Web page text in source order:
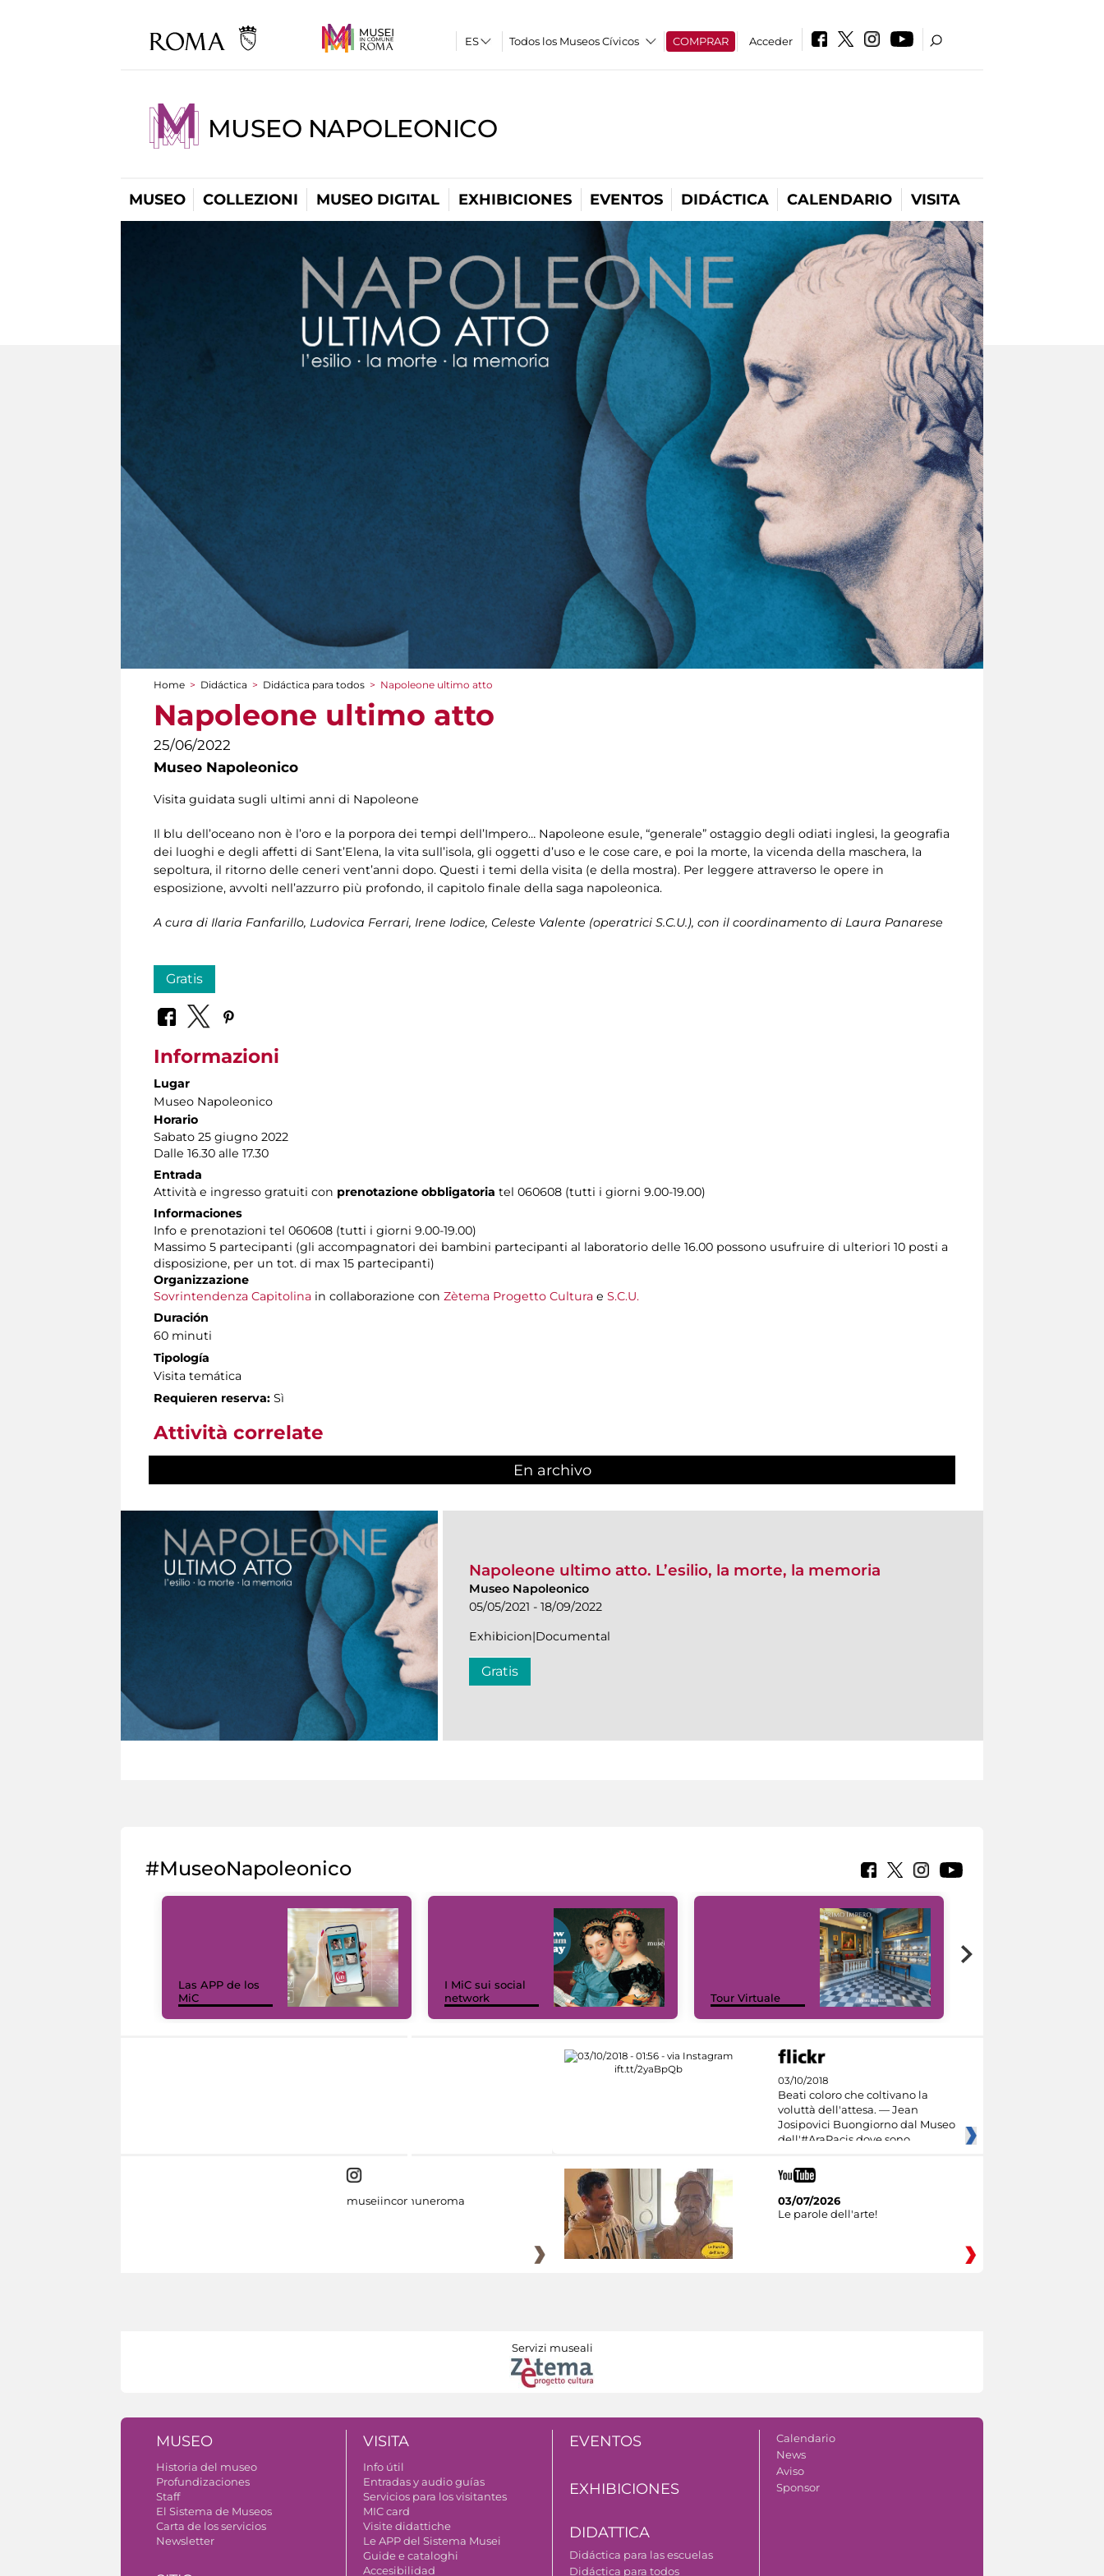
Todos los Museos Cívicos COMPRAR Acceder
MUSEO NAPOLEONICO
MUSEO COLLEZIONI MUSEO DIGITAL EXHIBICIONES EVENTOS DIDÁCTICA CALENDARIO VISITA
You are here
Home > Didáctica > Didáctica para todos > Napoleone ultimo atto
Napoleone ultimo atto
25/06/2022
Museo Napoleonico
Visita guidata sugli ultimi anni di Napoleone
Il blu dell’oceano non è l’oro e la porpora dei tempi dell’Impero… Napoleone esule, “generale” ostaggio degli odiati inglesi, la geografia
dei luoghi e degli affetti di Sant’Elena, la vita sull’isola, gli oggetti d’uso e le cose care, e poi la morte, la vicenda della maschera, la
sepoltura, il ritorno delle ceneri vent’anni dopo. Questi i temi della visita (e della mostra). Per leggere attraverso le opere in
esposizione, avvolti nell’azzurro più profondo, il capitolo finale della saga napoleonica.
A cura di Ilaria Fanfarillo, Ludovica Ferrari, Irene Iodice, Celeste Valente (operatrici S.C.U.), con il coordinamento di Laura Panarese
Gratis
Informazioni
Lugar
Museo Napoleonico
Horario
Sabato 25 giugno 2022
Dalle 16.30 alle 17.30
Entrada
Attività e ingresso gratuiti con prenotazione obbligatoria tel 060608 (tutti i giorni 9.00-19.00)
Informaciones
Info e prenotazioni tel 060608 (tutti i giorni 9.00-19.00)
Massimo 5 partecipanti (gli accompagnatori dei bambini partecipanti al laboratorio delle 16.00 possono usufruire di ulteriori 10 posti a
disposizione, per un tot. di max 15 partecipanti)
Organizzazione
Sovrintendenza Capitolina in collaborazione con Zètema Progetto Cultura e S.C.U.
Duración
60 minuti
Tipología
Visita temática
Requieren reserva: Sì
Attività correlate
En archivo
Napoleone ultimo atto. L’esilio, la morte, la memoria
Museo Napoleonico
05/05/2021 - 18/09/2022
Exhibicion|Documental
Gratis
#MuseoNapoleonico
Las APP de los
MiC
I MiC sui social
network
Tour Virtuale
03/10/2018
Beati coloro che coltivano la
voluttà dell'attesa. — Jean
Josipovici Buongiorno dal Museo
dell'#AraPacis dove sono
museiincomuneroma
03/07/2026
Le parole dell'arte!
Servizi museali
MUSEO
Historia del museo
Profundizaciones
Staff
El Sistema de Museos
Carta de los servicios
Newsletter
VISITA
Info útil
Entradas y audio guías
Servicios para los visitantes
MIC card
Visite didattiche
Le APP del Sistema Musei
Guide e cataloghi
Accesibilidad
EVENTOS
EXHIBICIONES
DIDATTICA
Didáctica para las escuelas
Didáctica para todos
Calendario
News
Aviso
Sponsor